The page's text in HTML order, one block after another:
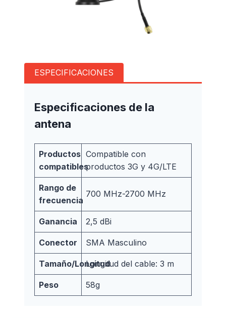
ESPECIFICACIONES
Especificaciones de la
antena
Productos
compatibles
Compatible con
productos 3G y 4G/LTE
Rango de
frecuencia
700 MHz-2700 MHz
Ganancia 2,5 dBi
Conector SMA Masculino
Tamaño/LongitudLongitud del cable: 3 m
Peso 58g